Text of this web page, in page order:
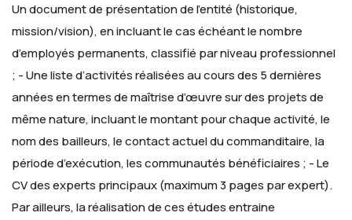
Un document de présentation de l’entité (historique,
mission/vision), en incluant le cas échéant le nombre
d’employés permanents, classifié par niveau professionnel
; - Une liste d’activités réalisées au cours des 5 dernières
années en termes de maîtrise d’œuvre sur des projets de
même nature, incluant le montant pour chaque activité, le
nom des bailleurs, le contact actuel du commanditaire, la
périoded’exécution, les communautés bénéficiaires ; - Le
CV des experts principaux (maximum 3 pages par expert).
Par ailleurs, la réalisation de ces études entraine